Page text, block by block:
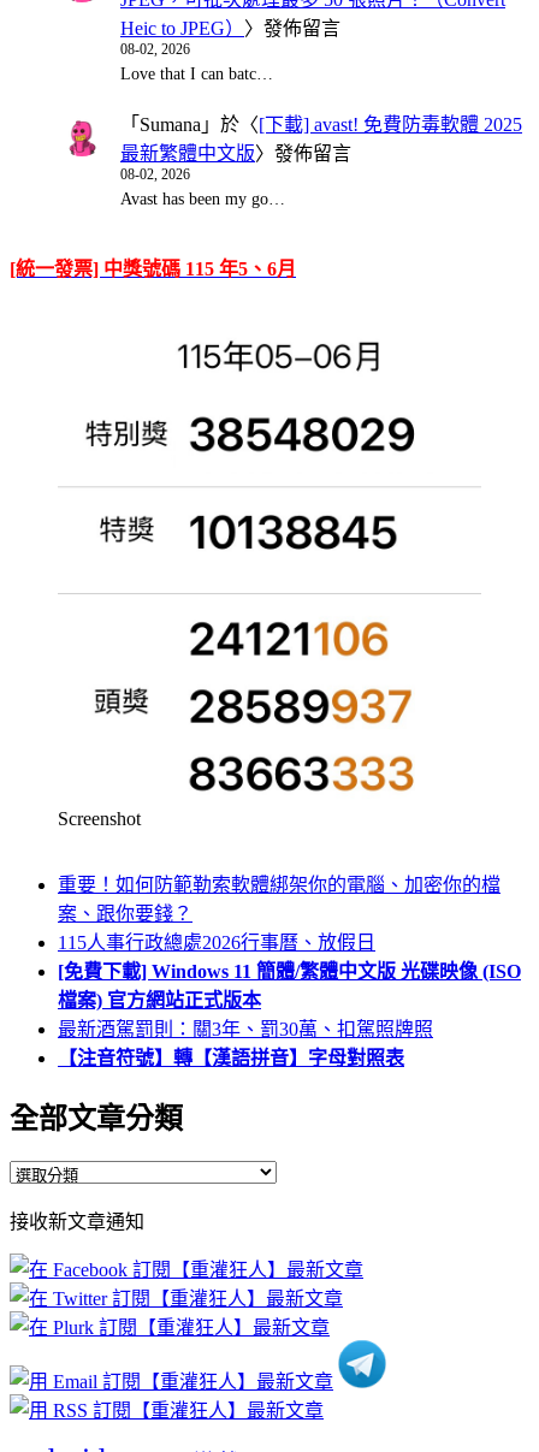
Heic to JPEG） 〉發佈留言
08-02, 2026
Love that I can batc…
「 Sumana 」於〈[下載] avast! 免費防毒軟體 2025
最新繁體中文版〉發佈留言
08-02, 2026
Avast has been my go…
[統一發票] 中獎號碼 115 年5、6月
Screenshot
重要！如何防範勒索軟體綁架你的電腦、加密你的檔
案、跟你要錢？
115人事行政總處2026行事曆、放假日
[免費下載] Windows 11 簡體/繁體中文版 光碟映像 (ISO
檔案) 官方網站正式版本
最新酒駕罰則：關3年、罰30萬、扣駕照牌照
【注音符號】轉【漢語拼音】字母對照表
全部文章分類
全
文
章
分
類
接收新文章通知